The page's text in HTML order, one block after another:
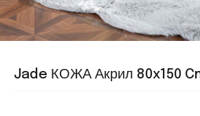
Jade КОЖА Акрил 80x150